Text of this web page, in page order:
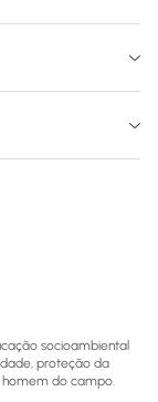
socioambiental
proteção da
do campo.